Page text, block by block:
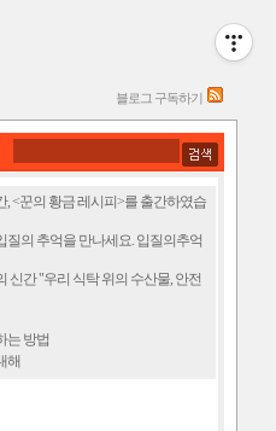
블로그 구독하기
, <꾼의 황금 레시피>를 출간하였습
질의 추억을 만나세요. 입질의추억
신간 "우리 식탁 위의 수산물, 안전
는 방법
해